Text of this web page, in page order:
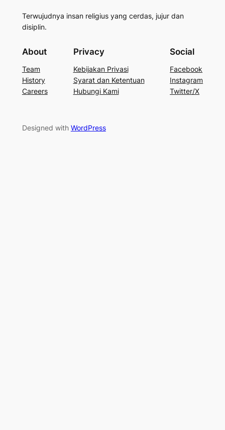
Terwujudnya insan religius yang cerdas, jujur dan
disiplin.
About
Team
History
Careers
Privacy
Kebijakan Privasi
Syarat dan Ketentuan
Hubungi Kami
Social
Facebook
Instagram
Twitter/X
Designed with WordPress